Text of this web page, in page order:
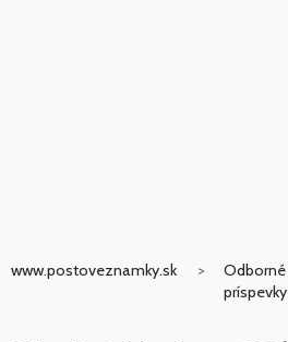
www.postoveznamky.sk
Odborné
príspevky